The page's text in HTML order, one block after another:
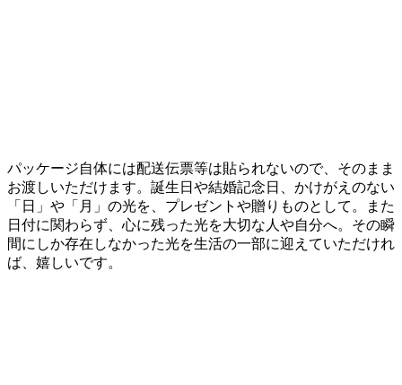
パッケージ自体には配送伝票等は貼られないので、そのまま
お渡しいただけます。誕生日や結婚記念日、かけがえのない
「日」や「月」の光を、プレゼントや贈りものとして。また
日付に関わらず、心に残った光を大切な人や自分へ。その瞬
間にしか存在しなかった光を生活の一部に迎えていただけれ
ば、嬉しいです。